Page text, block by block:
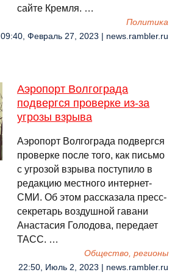
сайте Кремля. …
Политика
09:40, Февраль 27, 2023 | news.rambler.ru
Аэропорт Волгограда
подвергся проверке из-за
угрозы взрыва
Аэропорт Волгограда подвергся
проверке после того, как письмо
с угрозой взрыва поступило в
редакцию местного интернет-
СМИ. Об этом рассказала пресс-
секретарь воздушной гавани
Анастасия Голодова, передает
ТАСС. …
Общество, регионы
22:50, Июль 2, 2023 | news.rambler.ru